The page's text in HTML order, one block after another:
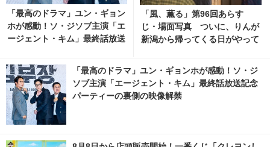
「最高のドラマ」ユン・ギョン
ホが感動！ソ・ジソブ主演「エ
ージェント・キム」最終話放送
禁 1枚目の写真・画像 | cinem
acafe.net
「風、薫る」第96回あらす
じ・場面写真 ついに、りんが
新潟から帰ってくる日がやって
真・画像 | cinemacafe.net
「最高のドラマ」ユン・ギョンホが感動！ソ・ジ
ソブ主演「エージェント・キム」最終話放送記念
パーティーの裏側の映像解禁